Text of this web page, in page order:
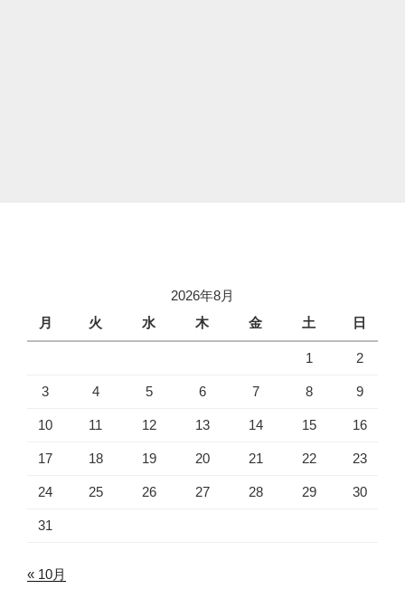
2026年8月
月
火 水 木 金 土 日
1 2
3 4 5 6 7 8 9
10 11 12 13 14 15 16
17 18 19 20 21 22 23
24 25 26 27 28 29 30
31
« 10月